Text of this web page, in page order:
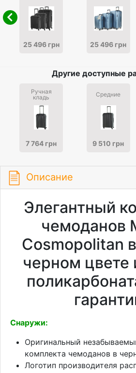
25 496 грн 25 496 грн
Другие доступные
Ручная
кладь
7 764 грн
Средние
9 510 грн
Описание
Элегантный
чемоданов
Cosmopolitan
черном цвете
Снаружи:
Оригинальный
комплекта чемоданов в
Логотип производителя